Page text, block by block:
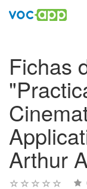
Fichas
Arthur